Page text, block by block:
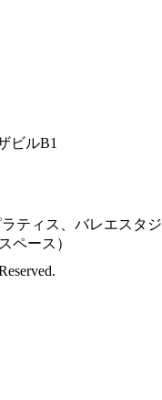
ビルB1
ティス、バレエスタジ
ペース）